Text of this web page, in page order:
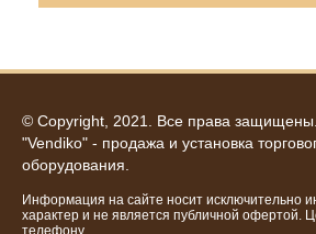
© Copyright, 2021. Все права защищены.
"Vendiko" - продажа и установка
оборудования.
Информация на сайте носит исключительно
характер и не является публичной офертой.
телефону.